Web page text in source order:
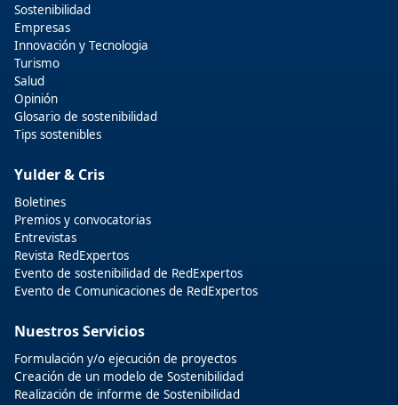
Sostenibilidad
Empresas
Innovación y Tecnologia
Turismo
Salud
Opinión
Glosario de sostenibilidad
Tips sostenibles
Yulder & Cris
Boletines
Premios y convocatorias
Entrevistas
Revista RedExpertos
Evento de sostenibilidad de RedExpertos
Evento de Comunicaciones de RedExpertos
Nuestros Servicios
Formulación y/o ejecución de proyectos
Creación de un modelo de Sostenibilidad
Realización de informe de Sostenibilidad